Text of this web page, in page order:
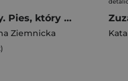
Kulawy. Pies, który miał szczęście
Ziemnicka